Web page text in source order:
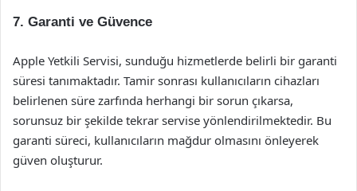
7. Garanti ve Güvence
Apple Yetkili Servisi, sunduğu hizmetlerde belirli bir garanti
süresi tanımaktadır. Tamir sonrası kullanıcıların cihazları
belirlenen süre zarfında herhangi bir sorun çıkarsa,
sorunsuz bir şekilde tekrar servise yönlendirilmektedir. Bu
garanti süreci, kullanıcıların mağdur olmasını önleyerek
güven oluşturur.